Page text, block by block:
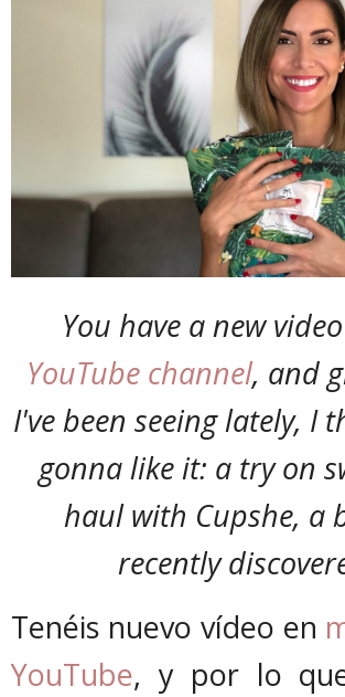
You have a new
YouTube channel, and
I've been seeing lately, I
gonna like it: a try on
haul with Cupshe, a
recently
Tenéis nuevo vídeo en
YouTube, y por lo